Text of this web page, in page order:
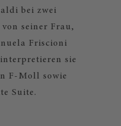
bei zwei
seiner Frau,
Friscioni
sie
F-Moll sowie
Suite.